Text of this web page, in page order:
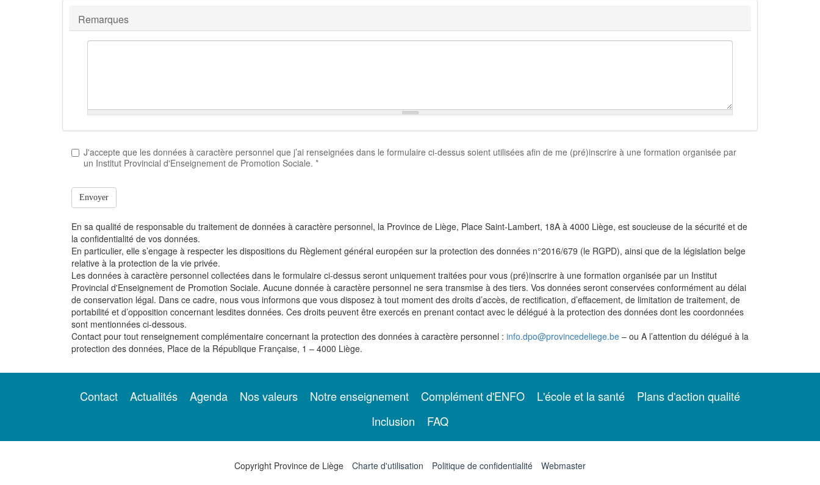
Remarques
J'accepte que les données à caractère personnel que j’ai renseignées dans le formulaire ci-dessus soient utilisées afin de me (pré)inscrire à une formation organisée par
un Institut Provincial d'Enseignement de Promotion Sociale. *
Envoyer
En sa qualité de responsable du traitement de données à caractère personnel, la Province de Liège, Place Saint-Lambert, 18A à 4000 Liège, est soucieuse de la sécurité et de
la confidentialité de vos données.
En particulier, elle s’engage à respecter les dispositions du Règlement général européen sur la protection des données n°2016/679 (le RGPD), ainsi que de la législation belge
relative à la protection de la vie privée.
Les données à caractère personnel collectées dans le formulaire ci-dessus seront uniquement traitées pour vous (pré)inscrire à une formation organisée par un Institut
Provincial d'Enseignement de Promotion Sociale. Aucune donnée à caractère personnel ne sera transmise à des tiers. Vos données seront conservées conformément au délai
de conservation légal. Dans ce cadre, nous vous informons que vous disposez à tout moment des droits d’accès, de rectification, d’effacement, de limitation de traitement, de
portabilité et d’opposition concernant lesdites données. Ces droits peuvent être exercés en prenant contact avec le délégué à la protection des données dont les coordonnées
sont mentionnées ci-dessous.
Contact pour tout renseignement complémentaire concernant la protection des données à caractère personnel : info.dpo@provincedeliege.be – ou A l’attention du délégué à la
protection des données, Place de la République Française, 1 – 4000 Liège.
Contact Actualités Agenda Nos valeurs Notre enseignement Complément d'ENFO L'école et la santé
Plans d'action qualité
Inclusion
FAQ
Copyright Province de Liège Charte d'utilisation Politique de confidentialité Webmaster